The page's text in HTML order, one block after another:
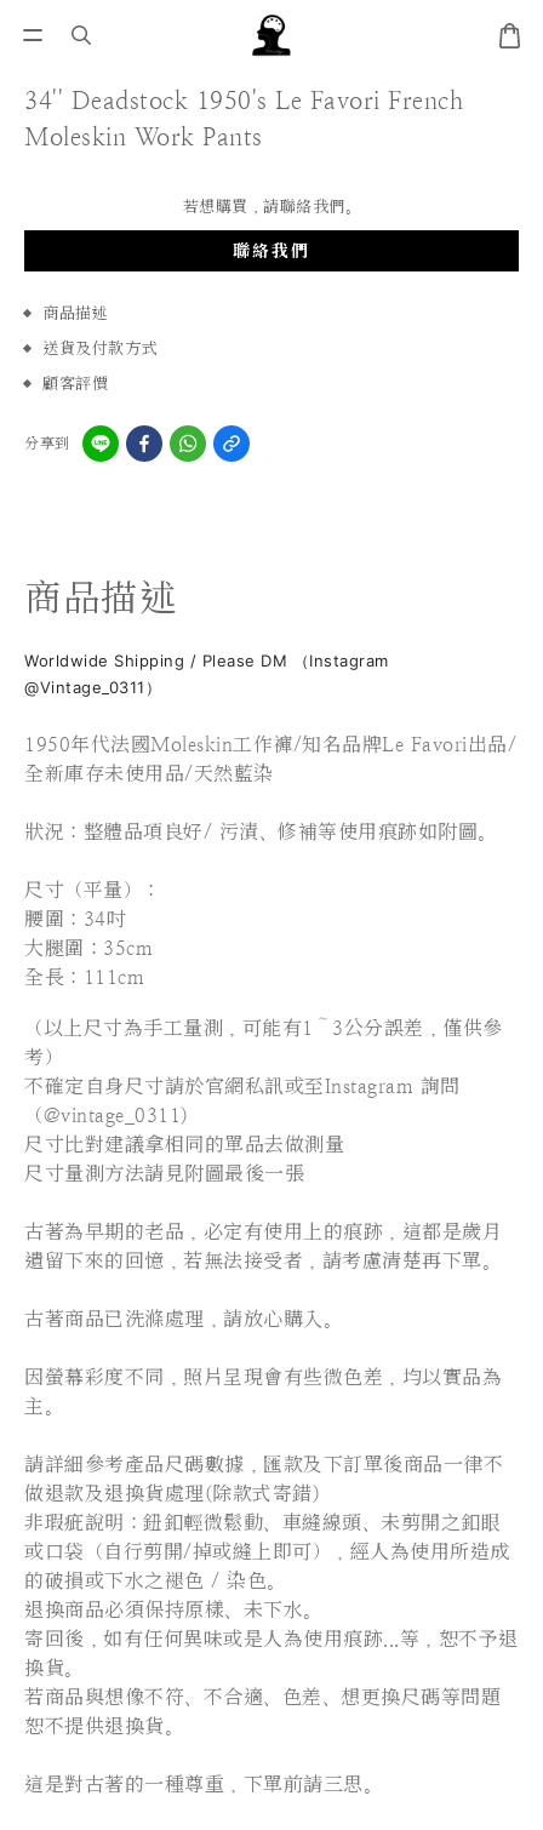
34'' Deadstock 1950's Le Favori French
Moleskin Work Pants
若想購買，請聯絡我們。
聯絡我們
商品描述
送貨及付款方式
顧客評價
分享到
商品描述
Worldwide Shipping / Please DM （Instagram
@Vintage_0311）
1950年代法國Moleskin工作褲/知名品牌Le Favori出品/
全新庫存未使用品/天然藍染
狀況：整體品項良好/ 污漬、修補等使用痕跡如附圖。
尺寸（平量）：
腰圍：34吋
大腿圍：35cm
全長：111cm
（以上尺寸為手工量測，可能有1～3公分誤差，僅供參
考）
不確定自身尺寸請於官網私訊或至Instagram 詢問
（@vintage_0311)
尺寸比對建議拿相同的單品去做測量
尺寸量測方法請見附圖最後一張
古著為早期的老品，必定有使用上的痕跡，這都是歲月
遺留下來的回憶，若無法接受者，請考慮清楚再下單。
古著商品已洗滌處理，請放心購入。
因螢幕彩度不同，照片呈現會有些微色差，均以實品為
主。
請詳細參考產品尺碼數據，匯款及下訂單後商品一律不
做退款及退換貨處理(除款式寄錯)
非瑕疵說明：鈕釦輕微鬆動、車縫線頭、未剪開之釦眼
或口袋（自行剪開/掉或縫上即可），經人為使用所造成
的破損或下水之褪色 / 染色。
退換商品必須保持原樣、未下水。
寄回後，如有任何異味或是人為使用痕跡...等，恕不予退
換貨。
若商品與想像不符、不合適、色差、想更換尺碼等問題
恕不提供退換貨。
這是對古著的一種尊重，下單前請三思。